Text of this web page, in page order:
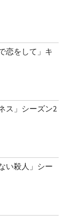
恋をして」キ
ス」シーズン2
い殺人」シー